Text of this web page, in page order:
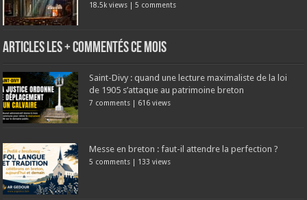
18.5k views |5 comments
Articles les + commentés ce mois
Saint-Divy : quand une lecture maximaliste de la loi
de 1905 s’attaque au patrimoine breton
7 comments 616 views
Messe en breton : faut-il attendre la perfection ?
5 comments 133 views